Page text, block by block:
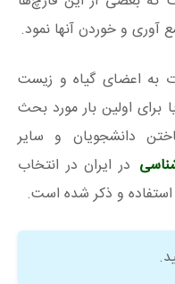
آوری و خوردن آنها نمود.
به اعضای گیاه و زیست‌
اولین بار مورد بحث
دانشجویان و سایر
در ایران در انتخاب
استفاده و ذکر شده است.